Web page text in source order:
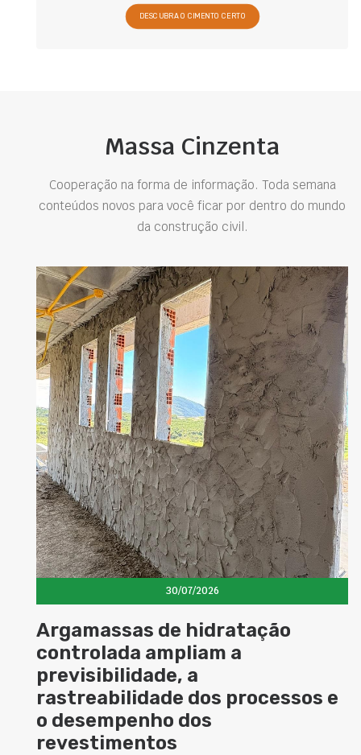
DESCUBRA O CIMENTO CERTO
Massa Cinzenta
Cooperação na forma de informação. Toda semana
conteúdos novos para você ficar por dentro do mundo
da construção civil.
e
Cimento com
magnéticas amplia
possibilidades de
superfícies na
A busca por soluções que tornem
versáteis tem impulsionado o